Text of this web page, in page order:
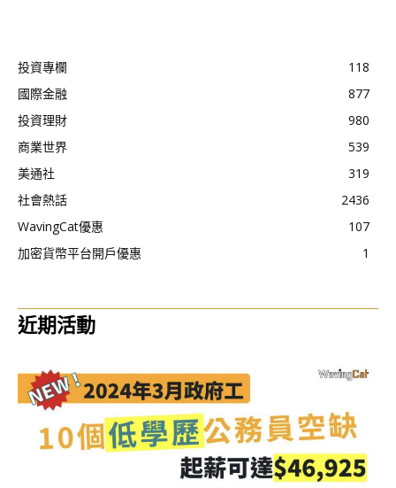
投資專欄
118
國際金融
877
投資理財
980
商業世界
539
美通社
319
社會熱話
2436
WavingCat優惠
107
加密貨幣平台開戶優惠
1
近期活動